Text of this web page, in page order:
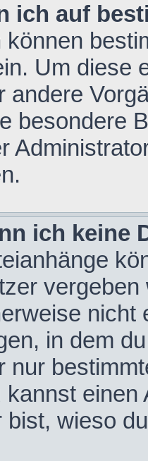
ich auf
können
Um diese
andere
besondere
ich keine
nicht
in dem
nur
kannst
wieso